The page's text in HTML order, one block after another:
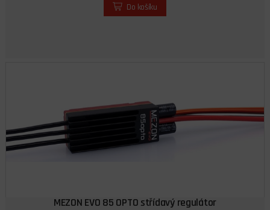
Do košíku
MEZON EVO 85 OPTO střídavý regulátor